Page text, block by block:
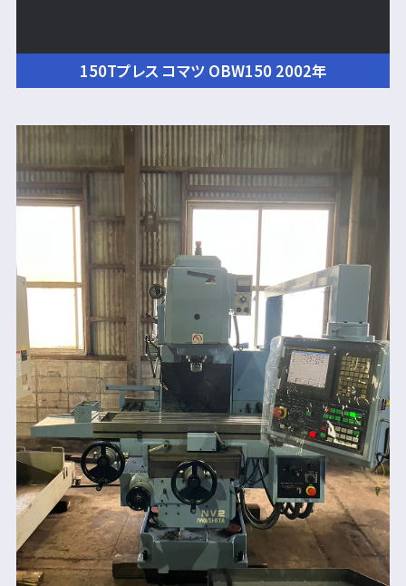
150Tプレス コマツ OBW150 2002年